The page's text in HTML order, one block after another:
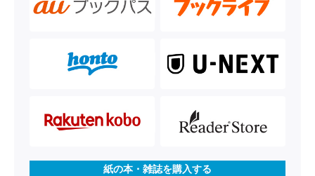
紙の本・雑誌を購入する